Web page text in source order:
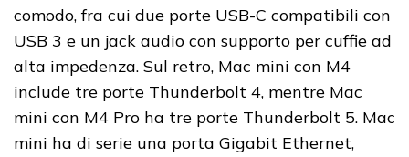
comodo, fra cui due porte USB-C compatibili con
USB 3 e un jack audio con supporto per cuffie ad
alta impedenza. Sul retro, Mac mini con M4
include tre porte Thunderbolt 4, mentre Mac
mini con M4 Pro ha tre porte Thunderbolt 5. Mac
mini ha di serie una porta Gigabit Ethernet,